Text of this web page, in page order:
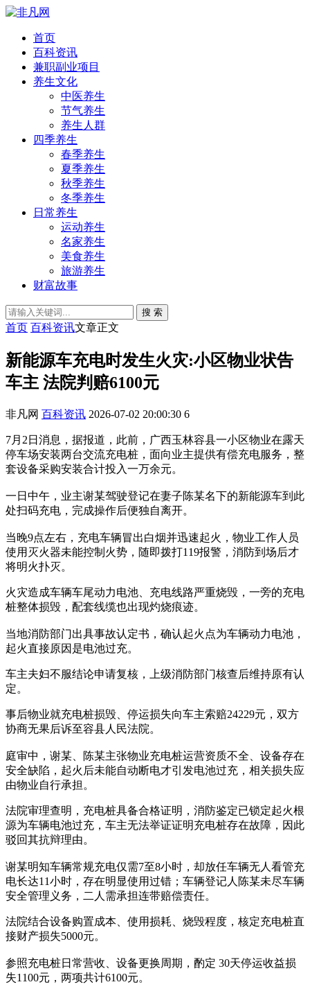
首页
百科资讯
兼职副业项目
养生文化
中医养生
节气养生
养生人群
四季养生
春季养生
夏季养生
秋季养生
冬季养生
日常养生
运动养生
名家养生
美食养生
旅游养生
财富故事
搜 索
首页 百科资讯文章正文
新能源车充电时发生火灾:小区物业状告
车主 法院判赔6100元
非凡网 百科资讯 2026-07-02 20:00:30 6
7月2日消息，据报道，此前，广西玉林容县一小区物业在露天
停车场安装两台交流充电桩，面向业主提供有偿充电服务，整
套设备采购安装合计投入一万余元。
一日中午，业主谢某驾驶登记在妻子陈某名下的新能源车到此
处扫码充电，完成操作后便独自离开。
当晚9点左右，充电车辆冒出白烟并迅速起火，物业工作人员
使用灭火器未能控制火势，随即拨打119报警，消防到场后才
将明火扑灭。
火灾造成车辆车尾动力电池、充电线路严重烧毁，一旁的充电
桩整体损毁，配套线缆也出现灼烧痕迹。
当地消防部门出具事故认定书，确认起火点为车辆动力电池，
起火直接原因是电池过充。
车主夫妇不服结论申请复核，上级消防部门核查后维持原有认
定。
事后物业就充电桩损毁、停运损失向车主索赔24229元，双方
协商无果后诉至容县人民法院。
庭审中，谢某、陈某主张物业充电桩运营资质不全、设备存在
安全缺陷，起火后未能自动断电才引发电池过充，相关损失应
由物业自行承担。
法院审理查明，充电桩具备合格证明，消防鉴定已锁定起火根
源为车辆电池过充，车主无法举证证明充电桩存在故障，因此
驳回其抗辩理由。
谢某明知车辆常规充电仅需7至8小时，却放任车辆无人看管充
电长达11小时，存在明显使用过错；车辆登记人陈某未尽车辆
安全管理义务，二人需承担连带赔偿责任。
法院结合设备购置成本、使用损耗、烧毁程度，核定充电桩直
接财产损失5000元。
参照充电桩日常营收、设备更换周期，酌定 30天停运收益损
失1100元，两项共计6100元。